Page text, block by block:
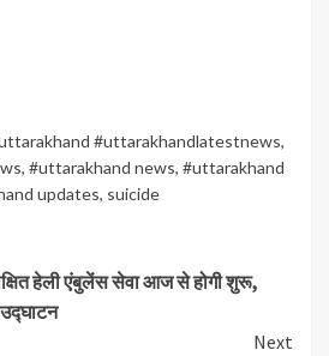
#uttarakhandlatestnews,
, #uttarakhand news, #uttarakhand
updates, suicide
हेली एंबुलेंस सेवा आज से होगी शुरू,
Next